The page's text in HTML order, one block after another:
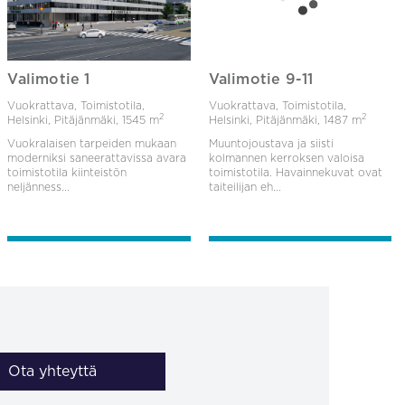
Valimotie 1
Vuokrattava, Toimistotila,
Helsinki, Pitäjänmäki,1545 m2
Vuokralaisen tarpeiden mukaan
moderniksi saneerattavissa avara
toimistotila kiinteistön
neljänness...
Valimotie 9-11
Vuokrattava, Toimistotila,
Helsinki, Pitäjänmäki, 1487 m2
Muuntojoustava ja siisti
kolmannen kerroksen valoisa
toimistotila. Havainnekuvat ovat
taiteilijan eh...
Ota yhteyttä